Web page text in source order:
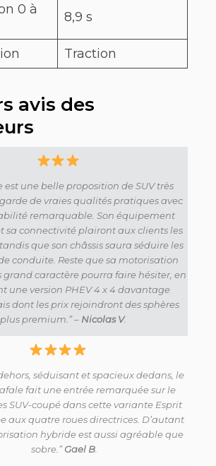
0 à
8,9 s
Traction
avis des
est une belle proposition de SUV très
de vraies qualités pratiques avec
remarquable. Son équipement
sa connectivité plairont aux clients les
que son châssis saura séduire les
conduite. Reste que sa motorisation
grand caractère pourra faire hésiter, en
une version PHEV 4 x 4 davantage
dont les prix rejoindront des sphères
plus premium.” – Nicolas V.
séduisant et spacieux dedans, le
fait une entrée remarquée sur le
SUV-coupé dans cette variante Esprit
aux quatre roues directrices. D’autant
hybride est aussi agréable que
sobre.”Gael B